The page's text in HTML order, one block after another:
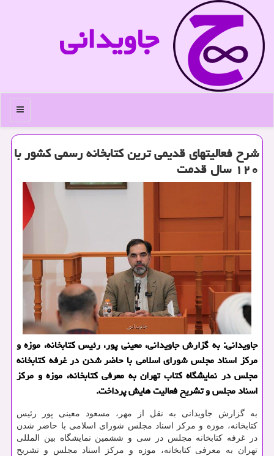
جاویدانی
منو
شرح فعالیتهای قدیمی ترین کتابخانه رسمی کشور با
۱۲۰ سال قدمت
جاویدانی: به گزارش جاویدانی، معینی پور، رئیس کتابخانه، موزه و
مرکز اسناد مجلس شورای اسلامی با حاضر شدن در غرفه کتابخانه
مجلس در نمایشگاه کتاب تهران به معرفی کتابخانه، موزه و مرکز
اسناد مجلس و تشریح فعالیت هایش پرداخت.
به گزارش جاویدانی به نقل از مهر، مسعود معینی پور رئیس
کتابخانه، موزه و مرکز اسناد مجلس شورای اسلامی با حاضر شدن
در غرفه کتابخانه مجلس در سی و ششمین نمایشگاه بین المللی
تهران به معرفی کتابخانه، موزه و مرکز اسناد مجلس و تشریح